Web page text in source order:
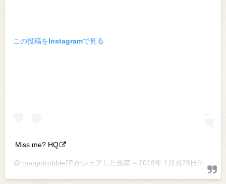
この投稿をInstagramで見る
Miss me? HQ
@ margotrobbie がシェアした投稿 – 2019年 1月月28日午前5時00分PST